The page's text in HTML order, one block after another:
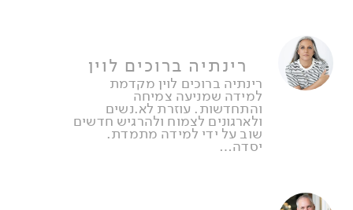
רינתיה ברוכים לוין
רינתיה ברוכים לוין מקדמת
למידה שמניעה צמיחה
והתחדשות. עוזרת לא.נשים
ולארגונים לצמוח ולהרגיש חדשים
שוב על ידי למידה מתמדת.
יסדה…